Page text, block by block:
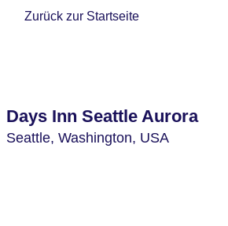
Zurück zur Startseite
Days Inn Seattle Aurora
Seattle, Washington, USA